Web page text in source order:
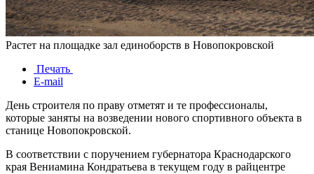
Растет на площадке зал единоборств в Новопокровской
Печать
E-mail
День строителя по праву отметят и те профессионалы,
которые заняты на возведении нового спортивного объекта в
станице Новопокровской.
В соответствии с поручением губернатора Краснодарского
края Вениамина Кондратьева в текущем году в райцентре